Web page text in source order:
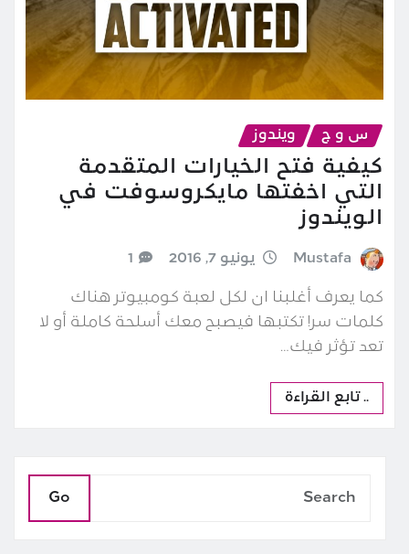
س و ج ويندوز
كيفية فتح الخيارات المتقدمة
التي اخفتها مايكروسوفت في
الويندوز
Mustafa يونيو 7, 2016 1
كما يعرف أغلبنا ان لكل لعبة كومبيوتر هناك
كلمات سر! تكتبها فيصبح معك أسلحة كاملة أو لا
تعد تؤثر فيك…
.. تابع القراءة
Go